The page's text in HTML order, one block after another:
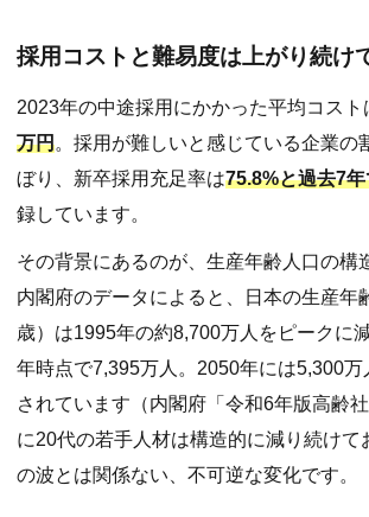
採用コストと難易度は上がり続け
2023年の中途採用にかかった平均コスト
万円。採用が難しいと感じている企業の
ぼり、新卒採用充足率は75.8%と過去7
録しています。
その背景にあるのが、生産年齢人口の構
内閣府のデータによると、日本の生産年
歳）は1995年の約8,700万人をピークに
年時点で7,395万人。2050年には5,300
されています（内閣府「令和6年版高齢
に20代の若手人材は構造的に減り続けて
の波とは関係ない、不可逆な変化です。